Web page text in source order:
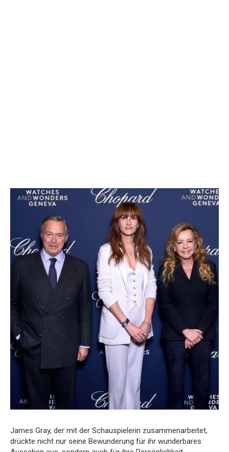
James Gray, der mit der Schauspielerin zusammenarbeitet,
drückte nicht nur seine Bewunderung für ihr wunderbares